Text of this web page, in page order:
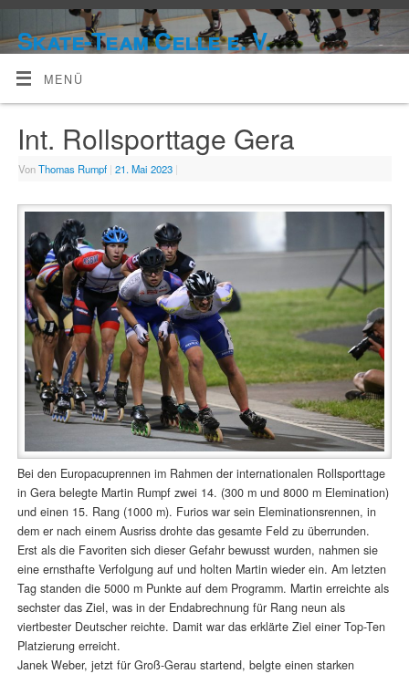
Skate-Team Celle e. V.
MENÜ
Int. Rollsporttage Gera
VonThomas Rumpf | 21. Mai 2023 |
Bei den Europacuprennen im Rahmen der internationalen Rollsporttage
in Gera belegte Martin Rumpf zwei 14. (300 m und 8000 m Elemination)
und einen 15. Rang (1000 m). Furios war sein Eleminationsrennen, in
dem er nach einem Ausriss drohte das gesamte Feld zu überrunden.
Erst als die Favoriten sich dieser Gefahr bewusst wurden, nahmen sie
eine ernsthafte Verfolgung auf und holten Martin wieder ein. Am letzten
Tag standen die 5000 m Punkte auf dem Programm. Martin erreichte als
sechster das Ziel, was in der Endabrechnung für Rang neun als
viertbester Deutscher reichte. Damit war das erklärte Ziel einer Top-Ten
Platzierung erreicht.
Janek Weber, jetzt für Groß-Gerau startend, belgte einen starken